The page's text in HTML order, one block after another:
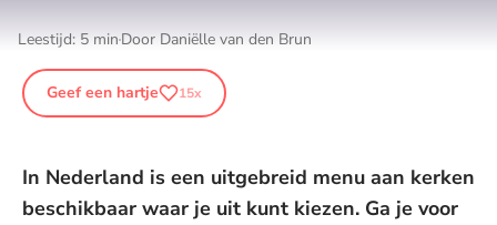
Leestijd: 5 min Door Daniëlle van den Brun
Geef een hartje 15x
In Nederland is een uitgebreid menu aan kerken
beschikbaar waar je uit kunt kiezen. Ga je voor